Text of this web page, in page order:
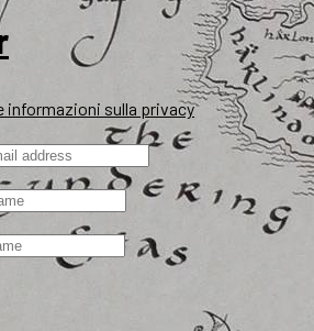
informazioni sulla privacy